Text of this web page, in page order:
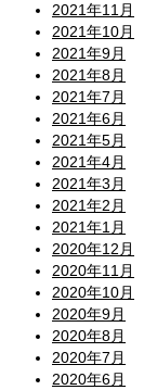
2021年11月
2021年10月
2021年9月
2021年8月
2021年7月
2021年6月
2021年5月
2021年4月
2021年3月
2021年2月
2021年1月
2020年12月
2020年11月
2020年10月
2020年9月
2020年8月
2020年7月
2020年6月